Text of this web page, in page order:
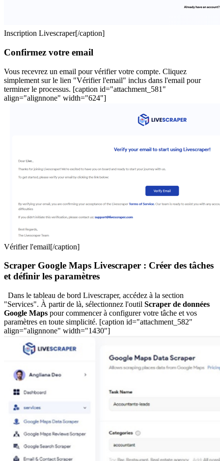
Inscription Livescraper[/caption]
Confirmez votre email
Vous recevrez un email pour vérifier votre compte. Cliquez
simplement sur le lien "Vérifier l'email" inclus dans l'email pour
terminer le processus. [caption id="attachment_581"
align="alignnone" width="624"]
Vérifier l'email[/caption]
Scraper Google Maps Livescraper : Créer des tâches
et définir les paramètres
Dans le tableau de bord Livescraper, accédez à la section
"Services". À partir de là, sélectionnez l'outil Scraper de données
Google Maps pour commencer à configurer votre tâche et vos
paramètres en toute simplicité. [caption id="attachment_582"
align="alignnone" width="1430"]